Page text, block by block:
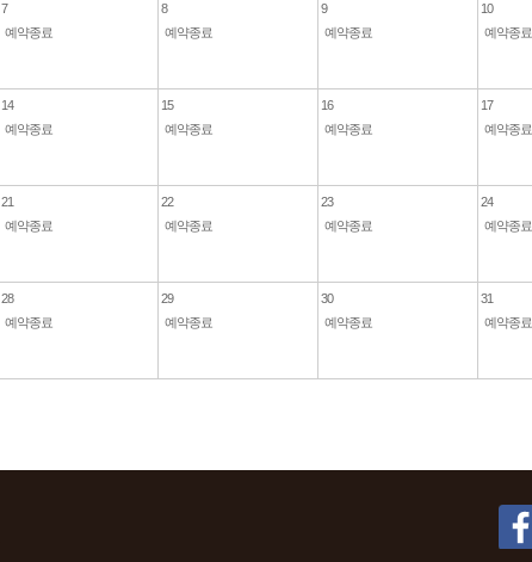
7
예약종료
8
예약종료
9
예약종료
10
예약종료
14
예약종료
15
예약종료
16
예약종료
17
예약종료
21
예약종료
22
예약종료
23
예약종료
24
예약종료
28
예약종료
29
예약종료
30
예약종료
31
예약종료